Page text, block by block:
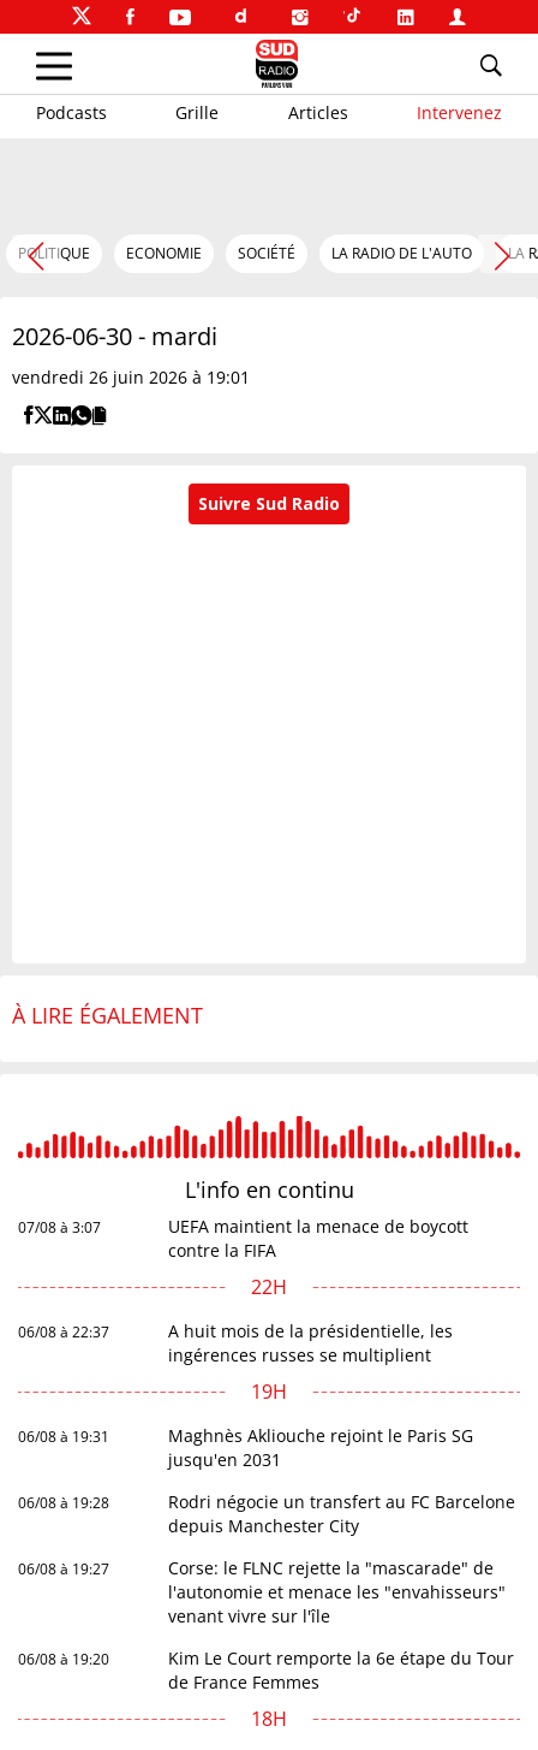
Podcasts Grille Articles Intervenez
POLITIQUE ECONOMIE SOCIÉTÉ LA RADIO DE L'AUTO LA
2026-06-30 - mardi
vendredi 26 juin 2026 à 19:01
Suivre Sud Radio
À LIRE ÉGALEMENT
L'info en continu
07/08 à 3:07
UEFA maintient la menace de boycott
contre la FIFA
22H
06/08 à 22:37
A huit mois de la présidentielle, les
ingérences russes se multiplient
19H
06/08 à 19:31
Maghnès Akliouche rejoint le Paris SG
jusqu'en 2031
06/08 à 19:28
Rodri négocie un transfert au FC Barcelone
depuis Manchester City
06/08 à 19:27
Corse: le FLNC rejette la "mascarade" de
l'autonomie et menace les "envahisseurs"
venant vivre sur l'île
06/08 à 19:20
Kim Le Court remporte la 6e étape du Tour
de France Femmes
18H